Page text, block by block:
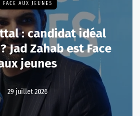
FACE AUX JEUNES
: candidat idéal
Jad Zahab est Face
jeunes
29 juillet 2026